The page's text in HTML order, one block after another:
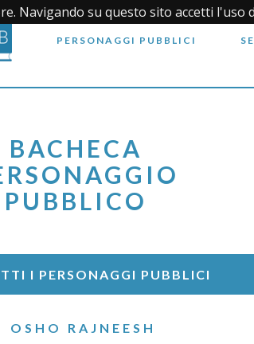
Navigando su questo sito accetti l'uso
PERSONAGGI PUBBLICI
BACHECA
PUBBLICO
I PERSONAGGI PUBBLICI
OSHO RAJNEESH